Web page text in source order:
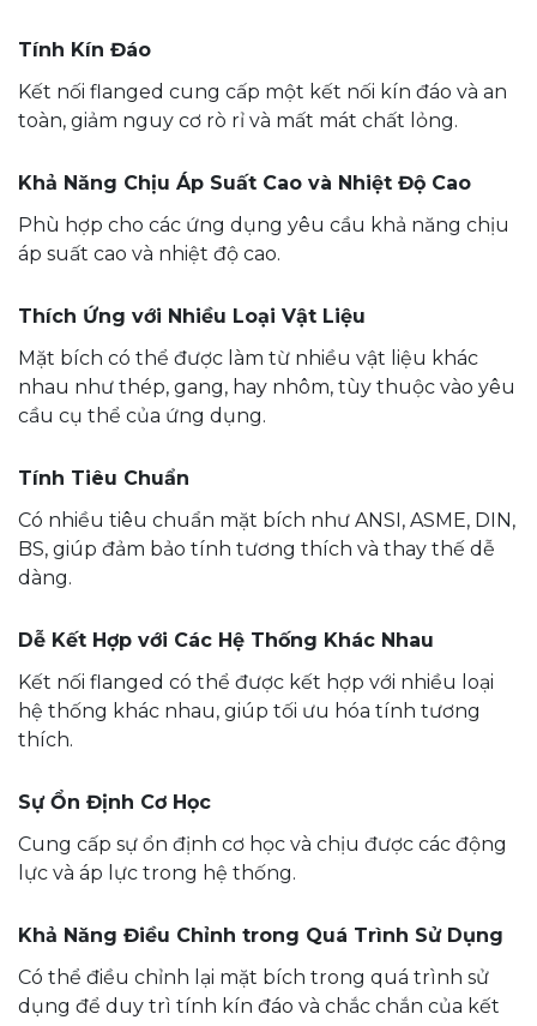
Tính Kín Đáo
Kết nối flanged cung cấp một kết nối kín đáo và an
toàn, giảm nguy cơ rò rỉ và mất mát chất lỏng.
Khả Năng Chịu Áp Suất Cao và Nhiệt Độ Cao
Phù hợp cho các ứng dụng yêu cầu khả năng chịu
áp suất cao và nhiệt độ cao.
Thích Ứng với Nhiều Loại Vật Liệu
Mặt bích có thể được làm từ nhiều vật liệu khác
nhau như thép, gang, hay nhôm, tùy thuộc vào yêu
cầu cụ thể của ứng dụng.
Tính Tiêu Chuẩn
Có nhiều tiêu chuẩn mặt bích như ANSI, ASME, DIN,
BS, giúp đảm bảo tính tương thích và thay thế dễ
dàng.
Dễ Kết Hợp với Các Hệ Thống Khác Nhau
Kết nối flanged có thể được kết hợp với nhiều loại
hệ thống khác nhau, giúp tối ưu hóa tính tương
thích.
Sự Ổn Định Cơ Học
Cung cấp sự ổn định cơ học và chịu được các động
lực và áp lực trong hệ thống.
Khả Năng Điều Chỉnh trong Quá Trình Sử Dụng
Có thể điều chỉnh lại mặt bích trong quá trình sử
dụng để duy trì tính kín đáo và chắc chắn của kết